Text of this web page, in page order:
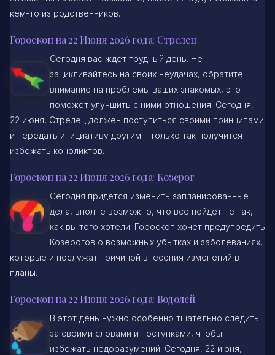
кем-то из родственников.
Гороскоп на 22 Июня 2026 года: Стрелец
Сегодня вас ждет трудный день. Не
зацикливайтесь на своих неудачах, обратите
внимание на проблемы ваших знакомых, это
поможет улучшить с ними отношения. Сегодня,
22 июня, Стрелец должен поступиться своими принципами
и передать инициативу другим – только так получится
избежать конфликтов.
Гороскоп на 22 Июня 2026 года: Козерог
Сегодня придется изменить запланированные
дела, вполне возможно, что все пойдет не так,
как вы того хотели. Гороскоп хочет предупредить
Козерогов о возможных убытках и заболеваниях,
которые и послужат причиной внесения изменений в
планы.
Гороскоп на 22 Июня 2026 года: Водолей
В этот день нужно особенно тщательно следить
за своими словами и поступками, чтобы
избежать недоразумений. Сегодня, 22 июня,